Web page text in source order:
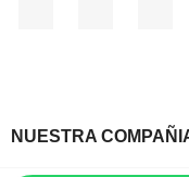
NUESTRA